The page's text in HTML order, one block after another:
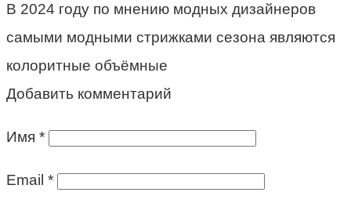
В 2024 году по мнению модных дизайнеров
самыми модными стрижками сезона являются
колоритные объёмные
Добавить комментарий
Имя *
Email *